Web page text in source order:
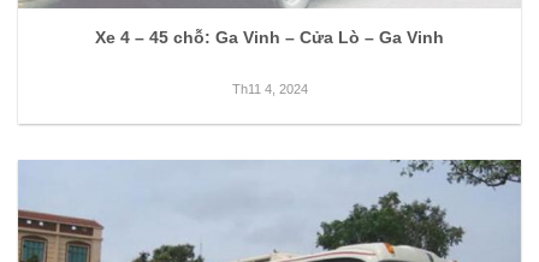
Xe 4 – 45 chỗ: Ga Vinh – Cửa Lò – Ga Vinh
Th11 4, 2024